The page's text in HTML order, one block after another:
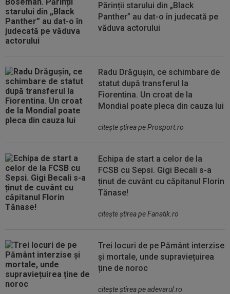
Părinții starului din „Black
Panther” au dat-o în judecată pe
văduva actorului
Radu Drăgușin, ce schimbare de
statut după transferul la
Fiorentina. Un croat de la
Mondial poate pleca din cauza lui
citeşte ştirea pe Prosport.ro
Echipa de start a celor de la
FCSB cu Sepsi. Gigi Becali s-a
ținut de cuvânt cu căpitanul Florin
Tănase!
citeşte ştirea pe Fanatik.ro
Trei locuri de pe Pământ interzise
și mortale, unde supraviețuirea
ține de noroc
citeşte ştirea pe adevarul.ro